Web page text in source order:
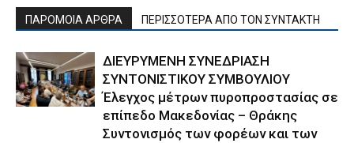
ΠΑΡΟΜΟΙΑ ΑΡΘΡΑ ΠΕΡΙΣΣΟΤΕΡΑ ΑΠΟ ΤΟΝ ΣΥΝΤΑΚΤΗ
ΔΙΕΥΡΥΜΕΝΗ ΣΥΝΕΔΡΙΑΣΗ
ΣΥΝΤΟΝΙΣΤΙΚΟΥ ΣΥΜΒΟΥΛΙΟΥ
Έλεγχος μέτρων πυροπροστασίας σε
επίπεδο Μακεδονίας – Θράκης
Συντονισμός των φορέων και των